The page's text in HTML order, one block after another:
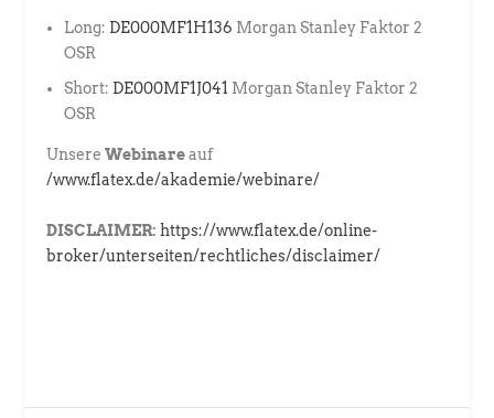
Long: DE000MF1H136 Morgan Stanley Faktor 2
OSR
Short: DE000MF1J041 Morgan Stanley Faktor 2
OSR
UnsereWebinareauf
/www.flatex.de/akademie/webinare/
DISCLAIMER: https://www.flatex.de/online-
broker/unterseiten/rechtliches/disclaimer/